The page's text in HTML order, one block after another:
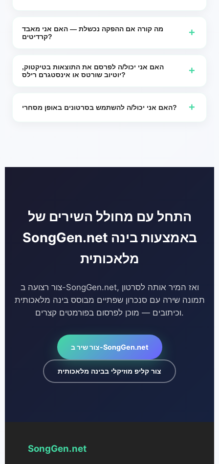
ספרדית, צרפתית, פורטוגזית, גרמנית, איטלקית, הולנדית, יפנית,
קוריאנית, סינית, טורקית, ערבית, עברית, פולנית, רומנית, שוודית
מה קורה אם ההפקה נכשלת — האם אני מאבד
קרדיטים?
+
הניסיון הזה מוחזרים אוטומטית.
האם אני יכול/ה לפרסם את התוצאות בטיקטוק,
יוטיוב שורטס או אינסטגרם רילס?
+
האם אני יכול/ה להשתמש בסרטונים באופן מסחרי? +
התחל עם מחולל השירים של
SongGen.net באמצעות בינה
מלאכותית
צור רצועה ב-SongGen.net, ואז המיר אותה לסרטון
תמונה שירה עם סנכרון שפתיים מבוסס בינה מלאכותית
וכיתובים — מוכן לפרסום בפורמטים קצרים.
צור שיר ב-SongGen.net
צור קליפ מוזיקלי בבינה מלאכותית
SongGen.net